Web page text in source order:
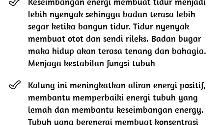
lebih nyenyak sehingga badan terasa lebih
segar ketika bangun tidur. Tidur nyenyak
membuat otot dan sendi rileks. Badan bugar
maka hidup akan terasa tenang dan bahagia.
Menjaga kestabilan fungsi tubuh
Kalung ini meningkatkan aliran energi positif,
membantu memperbaiki energi tubuh yang
lemah dan membantu keseimbangan energy.
Tubuh yang berenergi membuat konsentrasi